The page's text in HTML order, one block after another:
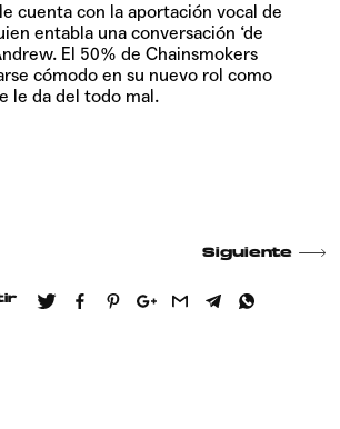
cuenta con la aportación vocal de
entabla una conversación ‘de
El 50% de Chainsmokers
cómodo en su nuevo rol como
le da del todo mal.
Siguiente